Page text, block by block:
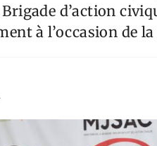
d’action
à l’occasion de